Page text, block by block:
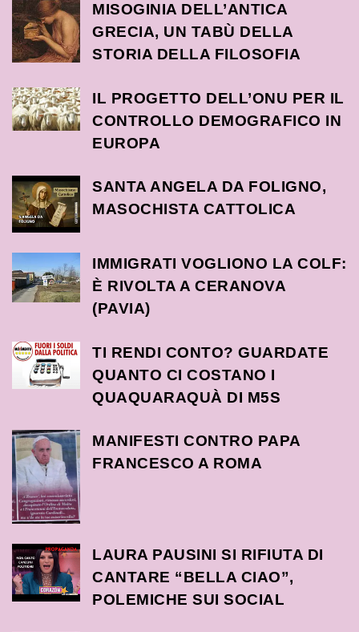
MISOGINIA DELL’ANTICA
GRECIA, UN TABÙ DELLA
STORIA DELLA FILOSOFIA
IL PROGETTO DELL’ONU PER IL
CONTROLLO DEMOGRAFICO IN
EUROPA
SANTA ANGELA DA FOLIGNO,
MASOCHISTA CATTOLICA
IMMIGRATI VOGLIONO LA COLF:
È RIVOLTA A CERANOVA
(PAVIA)
TI RENDI CONTO? GUARDATE
QUANTO CI COSTANO I
QUAQUARAQUÀ DI M5S
MANIFESTI CONTRO PAPA
FRANCESCO A ROMA
LAURA PAUSINI SI RIFIUTA DI
CANTARE “BELLA CIAO”,
POLEMICHE SUI SOCIAL